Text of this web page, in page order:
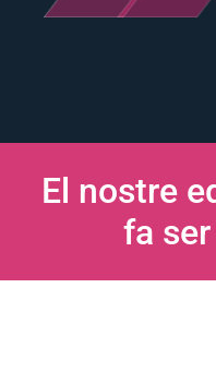
El nostre
fa